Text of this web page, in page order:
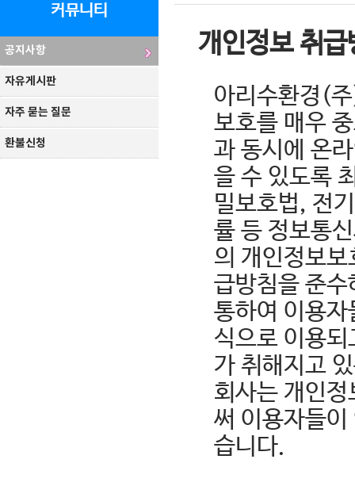
커뮤니티
공지사항
자유게시판
자주 묻는 질문
환불신청
개인정보 취급
아리수환경(
보호를 매우
과 동시에 온
을 수 있도록
밀보호법, 전
률 등 정보통
의 개인정보
급방침을 준
통하여 이용
식으로 이용
가 취해지고
회사는 개인
써 이용자들
습니다.